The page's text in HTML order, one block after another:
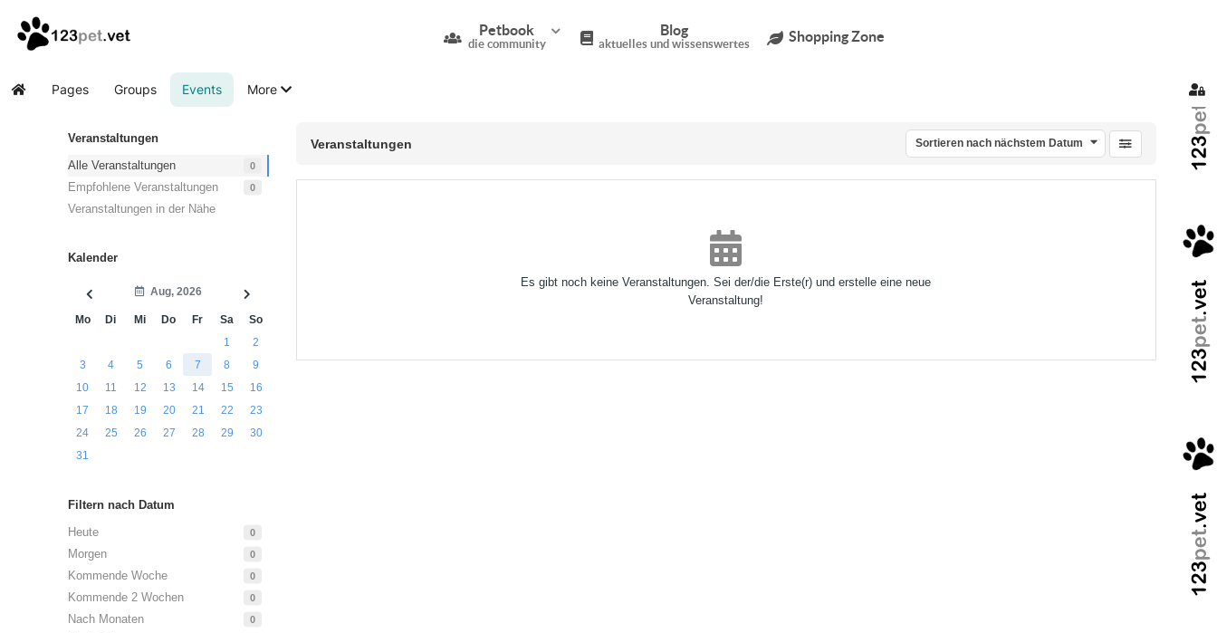
Petbook
die community
Blog
aktuelles und wissenswertes Shopping Zone
Home Pages Groups Events More
Veranstaltungen
Alle Veranstaltungen
0
Empfohlene Veranstaltungen 0
Veranstaltungen in der Nähe
Kalender
Aug, 2026
Mo Di Mi Do Fr Sa
So
1
2
3
4 5 6 7 8
9
10
11 12 13 14 15
16
17
18 19 20 21 22
23
24
25 26 27 28 29
30
31
Filtern nach Datum
Heute
0
Morgen 0
Kommende Woche 0
Kommende 2 Wochen 0
Nach Monaten 0
Veranstaltungen Sortieren nach nächstem Datum
Es gibt noch keine Veranstaltungen. Sei der/die Erste(r) und erstelle eine neue
Veranstaltung!